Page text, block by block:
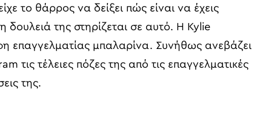
το θάρρος να δείξει πώς είναι να έχεις
δουλειά της στηρίζεται σε αυτό. Η Kylie
επαγγελματίας μπαλαρίνα. Συνήθως ανεβάζει
τις τέλειες πόζες της από τις επαγγελματικές
της.